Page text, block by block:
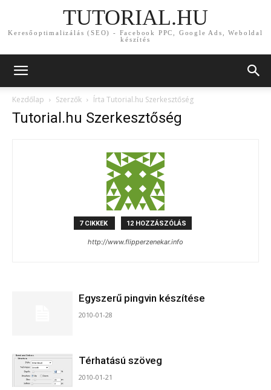
TUTORIAL.HU
Keresőoptimalizálás (SEO) - Facebook PPC, Google Ads, Weboldal
készítés
Kezdőlap Szerzők Írta Tutorial.hu Szerkesztőség
Tutorial.hu Szerkesztőség
7 CIKKEK 12 HOZZÁSZÓLÁS
http://www.flipperzenekar.info
Egyszerű pingvin készítése
2010-01-28
Térhatású szöveg
2010-01-21